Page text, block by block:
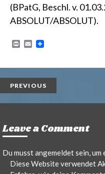
(BPatG, Beschl. v.
ABSOLUT/ABSOLUT).
P
n
E
i
PREVIOUS
Leave a Comment
Du musstangemeldetsein, um
Diese Website verwendet